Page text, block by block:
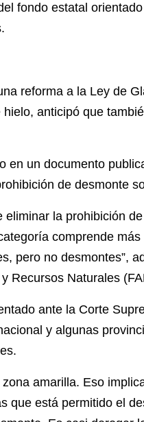
fondo estatal
reforma a la Ley de
anticipó que
en un documento
de desmonte
la prohibición
comprende
pero no desmontes”,
Recursos Naturales
ante la Corte
y algunas
amarilla. Eso
que está permitido el